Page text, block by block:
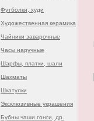
Футболки, худи
Художественная керамика
Чайники заварочные
Часы наручные
Шарфы, платки, шали
Шахматы
Шкатулки
Эксклюзивные украшения
Бубны чаши гонги, др.